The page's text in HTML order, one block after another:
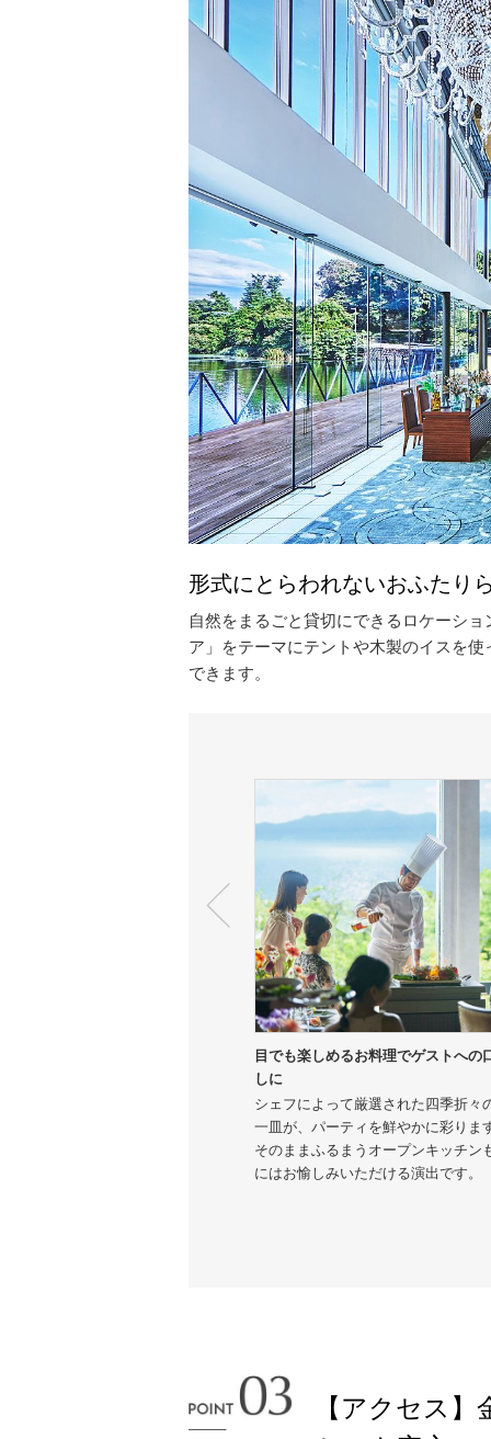
形式にとらわれないおふたり
自然をまるごと貸切にできるロケーシ
ア」をテーマにテントや木製のイスを
できます。
目でも楽しめるお料理でゲストへの
しに
シェフによって厳選された四季折々
一皿が、パーティを鮮やかに彩りま
そのままふるまうオープンキッチン
にはお愉しみいただける演出です。
【アクセス